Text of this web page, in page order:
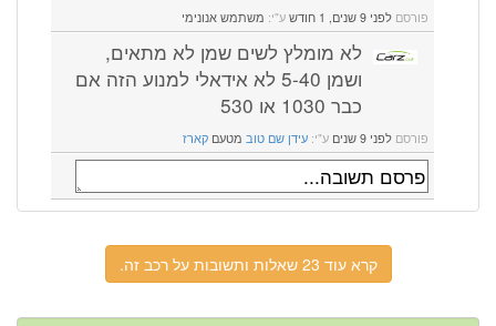
פורסם לפני 9 שנים, 1 חודש ע"י: משתמש אנונימי
לא מומלץ לשים שמן לא מתאים,
ושמן 5-40 לא אידאלי למנוע הזה אם
כבר 1030 או 530
פורסם לפני 9 שנים ע"י: עידן שם טוב מטעם קארז
קרא עוד 23 שאלות ותשובות על רכב זה.